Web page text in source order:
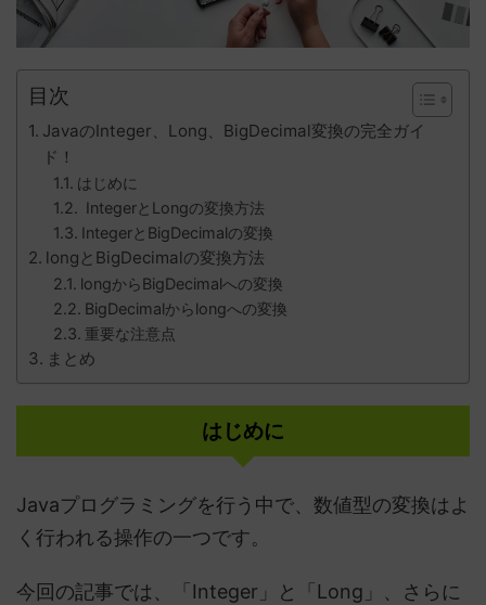
目次
JavaのInteger、Long、BigDecimal変換の完全ガイ
ド！
はじめに
IntegerとLongの変換方法
IntegerとBigDecimalの変換
longとBigDecimalの変換方法
longからBigDecimalへの変換
BigDecimalからlongへの変換
重要な注意点
まとめ
はじめに
Javaプログラミングを行う中で、数値型の変換はよ
く行われる操作の一つです。
今回の記事では、「Integer」と「Long」、さらに